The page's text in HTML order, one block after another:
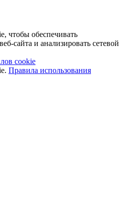
чтобы обеспечивать
сайта и анализировать сетевой
cookie
Правила использования